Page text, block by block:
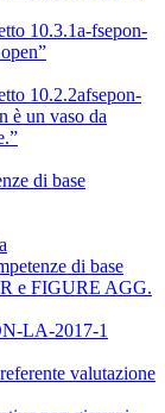
10.3.1a-fsepon-
10.2.2afsepon-
è un vaso da
di base
di base
e FIGURE AGG.
LA-2017-1
valutazione